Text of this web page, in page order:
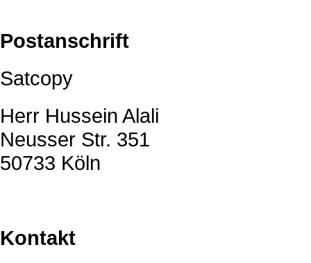
Postanschrift
Satcopy
Herr Hussein Alali
Neusser Str. 351
50733 Köln
Kontakt